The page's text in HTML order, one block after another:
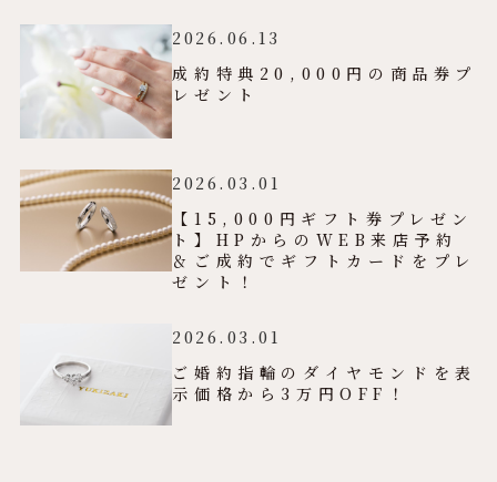
2026.06.13
成約特典20,000円の商品券プ
レゼント
2026.03.01
【15,000円ギフト券プレゼン
ト】HPからのWEB来店予約
＆ご成約でギフトカードをプレ
ゼント！
2026.03.01
ご婚約指輪のダイヤモンドを表
示価格から3万円OFF！